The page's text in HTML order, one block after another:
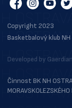
Copyright 2023
Basketbalový klub
Developed by Gaerdian
Činnost BK NH
MORAVSKOLEZSKÉHO